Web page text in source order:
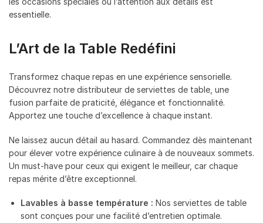
essentielle.
L’Art de la Table Redéfini
Transformez chaque repas en une expérience sensorielle.
Découvrez notre distributeur de serviettes de table, une
fusion parfaite de praticité, élégance et fonctionnalité.
Apportez une touche d’excellence à chaque instant.
Ne laissez aucun détail au hasard. Commandez dès maintenant
pour élever votre expérience culinaire à de nouveaux sommets.
Un must-have pour ceux qui exigent le meilleur, car chaque
repas mérite d’être exceptionnel.
Lavables à basse température : Nos serviettes de table
sont conçues pour une facilité d’entretien optimale.